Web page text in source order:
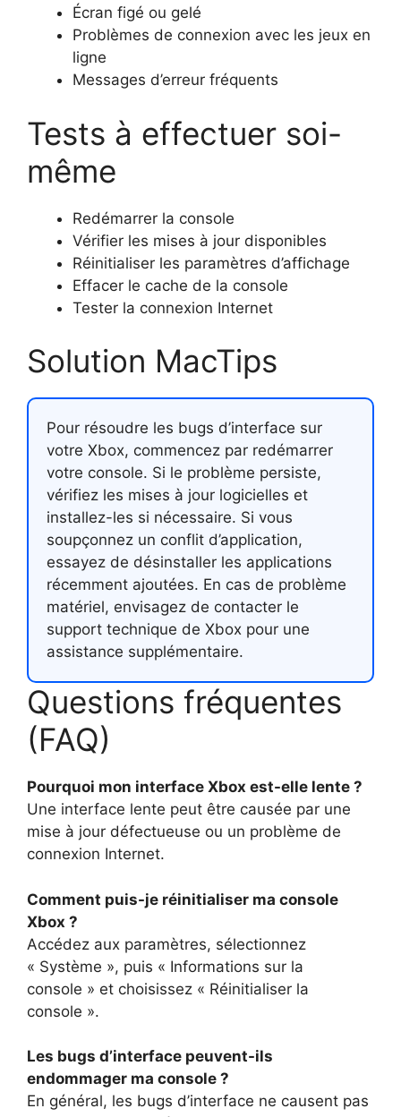
Écran figé ou gelé
Problèmes de connexion avec les jeux en
ligne
Messages d’erreur fréquents
Tests à effectuer soi-
même
Redémarrer la console
Vérifier les mises à jour disponibles
Réinitialiser les paramètres d’affichage
Effacer le cache de la console
Tester la connexion Internet
Solution MacTips
Pour résoudre les bugs d’interface sur
votre Xbox, commencez par redémarrer
votre console. Si le problème persiste,
vérifiez les mises à jour logicielles et
installez-les si nécessaire. Si vous
soupçonnez un conflit d’application,
essayez de désinstaller les applications
récemment ajoutées. En cas de problème
matériel, envisagez de contacter le
support technique de Xbox pour une
assistance supplémentaire.
Questions fréquentes
(FAQ)
Pourquoi mon interface Xbox est-elle lente ?
Une interface lente peut être causée par une
mise à jour défectueuse ou un problème de
connexion Internet.
Comment puis-je réinitialiser ma console
Xbox ?
Accédez aux paramètres, sélectionnez
« Système », puis « Informations sur la
console » et choisissez « Réinitialiser la
console ».
Les bugs d’interface peuvent-ils
endommager ma console ?
En général, les bugs d’interface ne causent pas